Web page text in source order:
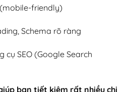
friendly)
Schema rõ ràng
cụ SEO (Google Search
bạn tiết kiệm rất nhiều chi